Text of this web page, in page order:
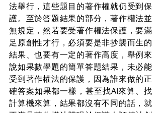
法舉行，這些題目的著作權就仍受到保
護。至於答題結果的部分，著作權法並
無規定，然若要受著作權法保護，要滿
足原創性才行，必須要是非抄襲而生的
結果、也要有一定的著作高度，舉例來
說如果數學題的簡單答題結果，未必能
受到著作權法的保護，因為誰來做的正
確答案如果都一樣，甚至找AI來算、找
計算機來算，結果都沒有不同的話，就